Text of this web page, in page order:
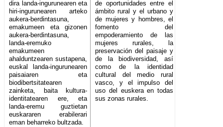
dira landa-ingurunearen eta
hiri-ingurunearen arteko
aukera-berdintasuna,
emakumeen eta gizonen
aukera-berdintasuna,
landa-eremuko
emakumeen
ahalduntzearen sustapena,
euskal landa-ingurunearen
paisaiaren eta
biodibertsitatearen
zainketa, baita kultura-
identitatearen ere, eta
landa-eremu guztietan
euskararen erabilerari
eman beharreko bultzada.
de oportunidades entre el
ámbito rural y el urbano y
de mujeres y hombres, el
fomento del
empoderamiento de las
mujeres rurales, la
preservación del paisaje y
de la biodiversidad, así
como de la identidad
cultural del medio rural
vasco, y el impulso del
uso del euskera en todas
sus zonas rurales.